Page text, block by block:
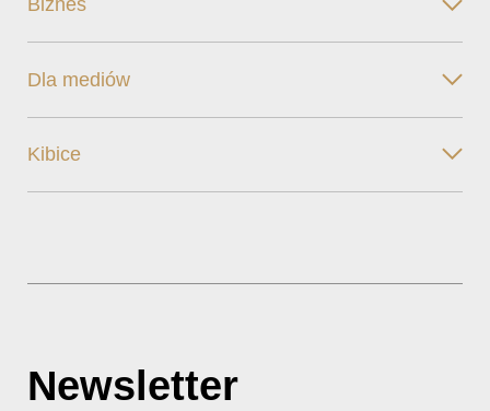
Biznes
Dla mediów
Kibice
Newsletter